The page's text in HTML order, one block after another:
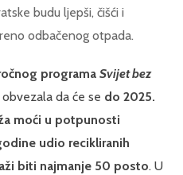
budu ljepši, čišći i
odbačenog otpada.
programa Svijet bez
obvezala da će se do 2025.
moći u potpunosti
udio recikliranih
biti najmanje 50 posto. U